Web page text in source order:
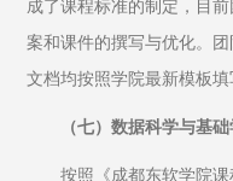
成了课程标准的制定，目
案和课件的撰写与优化。
文档均按照学院最新模板填
（七）数据科学与基
按照《成都东软学院